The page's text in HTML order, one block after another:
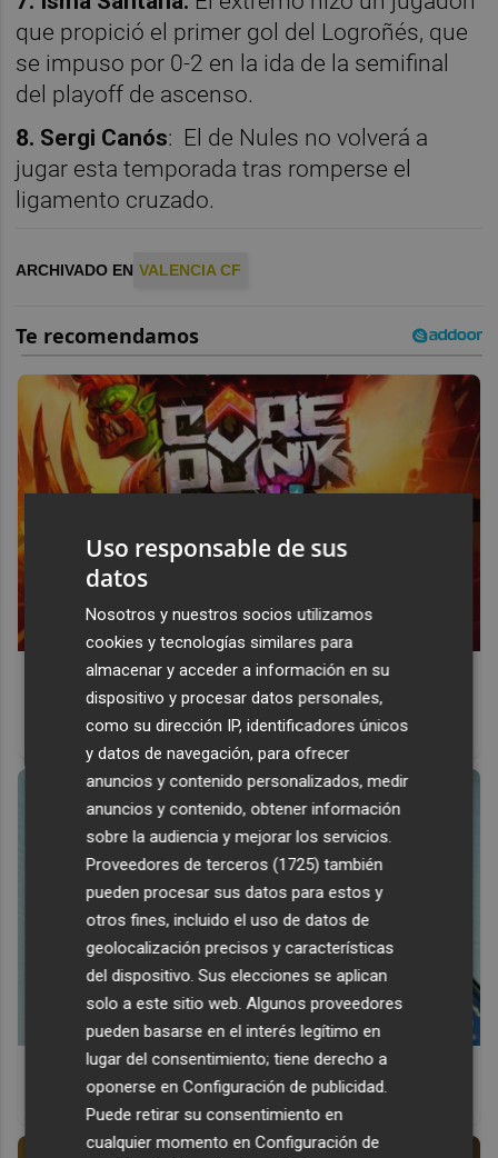
que propició el primer gol del Logroñés, que
se impuso por 0-2 en la ida de la semifinal
del playoff de ascenso.
8. Sergi Canós: El de Nules no volverá a
jugar esta temporada tras romperse el
ligamento cruzado.
ARCHIVADO EN VALENCIA CF
Corepunk MMORPG
Un verdadero MMORPG de la vieja escuela ¡Cómo los de
antes, pero mejor!
9 apps que valen oro
No son populares, pero sí extraordinariamente útiles
Uso responsable de sus
datos
Nosotros y nuestros socios utilizamos
cookies y tecnologías similares para
almacenar y acceder a información en su
dispositivo y procesar datos personales,
como su dirección IP, identificadores únicos
y datos de navegación, para ofrecer
anuncios y contenido personalizados, medir
anuncios y contenido, obtener información
sobre la audiencia y mejorar los servicios.
Proveedores de terceros (1725) también
pueden procesar sus datos para estos y
otros fines, incluido el uso de datos de
geolocalización precisos y características
del dispositivo. Sus elecciones se aplican
solo a este sitio web. Algunos proveedores
pueden basarse en el interés legítimo en
lugar del consentimiento; tiene derecho a
oponerse enConfiguración de publicidad
Puede retirar su consentimiento en
cualquier momento enConfiguración de